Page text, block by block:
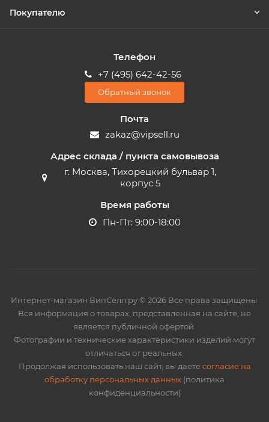
Покупателю
Телефон
+7 (495) 642-42-56
Обратный звонок
Почта
zakaz@vipsell.ru
Адрес склада / пункта самовывоза
г. Москва, Тихорецкий бульвар 1,
корпус 5
Время работы
Пн-Пт: 9:00-18:00
Интернет-магазин ВипСелл.ру © 2026 Все права защищены.
Вся информация о товарах, представленная на сайте, не
является публичной офертой.
Фотографии и технические характеристики изделий могут
отличаться от реальных.
Продолжая использовать наш сайт, вы даетесогласие на
обработку персональных данных (политика
конфиденциальности)